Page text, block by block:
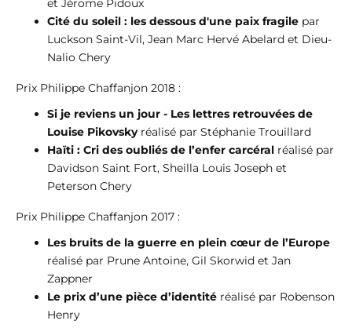
et Jérome Pidoux
Cité du soleil : les dessous d'une paix fragile par
Luckson Saint-Vil, Jean Marc Hervé Abelard et Dieu-
Nalio Chery
Prix Philippe Chaffanjon 2018 :
Si je reviens un jour - Les lettres retrouvées de
Louise Pikovskyréalisé par Stéphanie Trouillard
Haïti : Cri des oubliés de l’enfer carcéral réalisé par
Davidson Saint Fort, Sheilla Louis Joseph et
Peterson Chery
Prix Philippe Chaffanjon 2017 :
Les bruits de la guerre en plein cœur de l’Europe
réalisé par Prune Antoine, Gil Skorwid et Jan
Zappner
Le prix d’une pièce d’identité réalisé par Robenson
Henry